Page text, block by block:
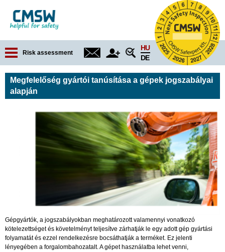
Risk assessment
HU
DE
Megfelelőség gyártói tanúsítása a gépek jogszabályai
alapján
Gépgyártók, a jogszabályokban meghatározott valamennyi vonatkozó
kötelezettséget és követelményt teljesítve zárhatják le egy adott gép gyártási
folyamatát és ezzel rendelkezésre bocsáthatják a terméket. Ez jelenti
lényegében a forgalombahozatalt. A gépet használatba lehet venni,